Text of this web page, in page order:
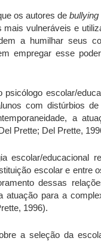
os autores debullying
mais vulneráveis e
a humilhar seus
empregar esse
psicólogo escolar/
com distúrbios
a
Prette; Del Prette,
escolar/educacional
escolar e entre
dessas
atuação para a
1996).
a seleção da